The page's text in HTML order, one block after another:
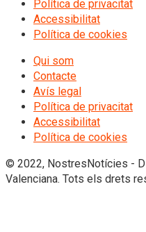
Política de privacitat
Accessibilitat
Política de cookies
Qui som
Contacte
Avís legal
Política de privacitat
Accessibilitat
Política de cookies
© 2022, NostresNotícies -
Valenciana. Tots els drets